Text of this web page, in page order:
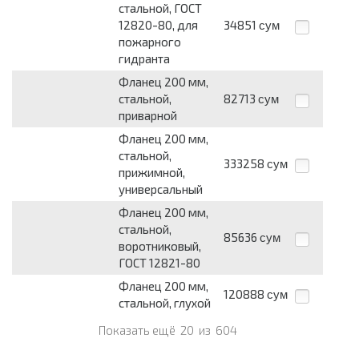
стальной, ГОСТ
12820-80, для
пожарного
гидранта
34851 сум
Фланец 200 мм,
стальной,
приварной
82713 сум
Фланец 200 мм,
стальной,
прижимной,
универсальный
333258 сум
Фланец 200 мм,
стальной,
воротниковый,
ГОСТ 12821-80
85636 сум
Фланец 200 мм,
стальной, глухой
120888 сум
Показать ещё 20 из 604